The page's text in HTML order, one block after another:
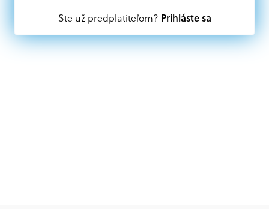
Oprávnení partneri:
Akákoľvek právnická osoba, t. j. verejný alebo súkromný
subjekt, komerčný alebo nekomerčný, ako aj
Ste už predplatiteľom? Prihláste sa